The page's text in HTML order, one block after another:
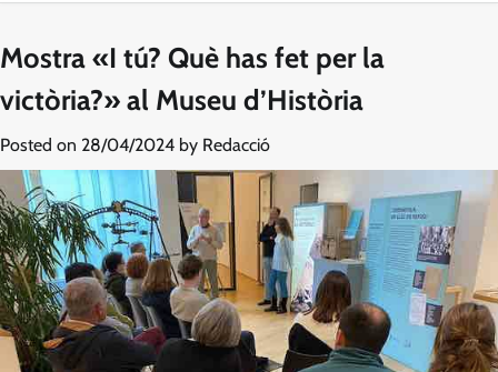
Mostra «I tú? Què has fet per la
victòria?» al Museu d’Història
Posted on 28/04/2024 by Redacció